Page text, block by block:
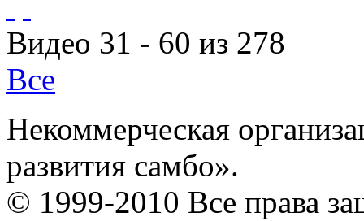
Видео 31 - 60 из 278
Все
Некоммерческая
развития самбо».
© 1999-2010 Все права